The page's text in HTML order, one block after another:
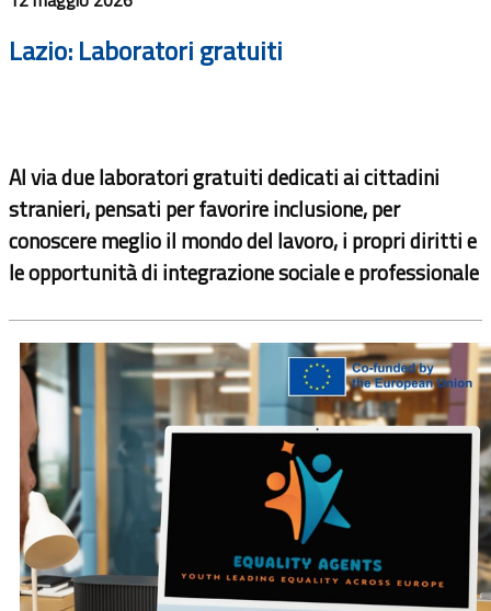
Lazio: Laboratori gratuiti
Al via due laboratori gratuiti dedicati ai cittadini
stranieri, pensati per favorire inclusione, per
conoscere meglio il mondo del lavoro, i propri diritti e
le opportunità di integrazione sociale e professionale